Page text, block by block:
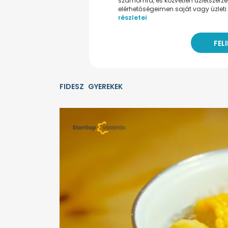
elérhetőségeimen saját vagy
részletei
FIDESZ GYEREKEK